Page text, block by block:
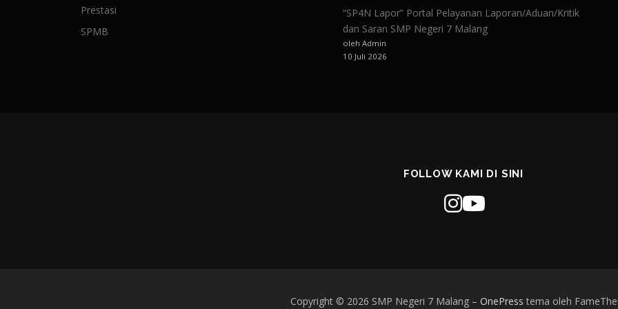
Prestasi
SPMB
“SP4N Lapor” Portal Pelayanan Laporan/Aduan/Kritik
dan Saran SMP Negeri 7 Malang
oleh Admin
10 Juli 2026
FOLLOW KAMI DI SINI
Copyright © 2026 SMP Negeri 7 Malang – OnePress tema oleh